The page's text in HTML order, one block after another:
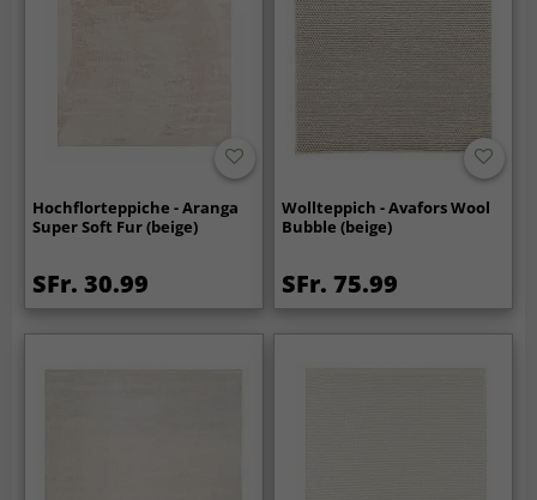
Hochflorteppiche - Aranga
Super Soft Fur (beige)
SFr. 30.99
Wollteppich - Avafors Wool
Bubble (beige)
SFr. 75.99